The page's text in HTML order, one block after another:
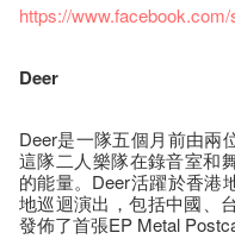
https://
Deer
Deer是一隊五個月前由兩
這隊二人樂隊在錄音室和
的能量。Deer活躍於香港
地巡迴演出，包括中國、
發佈了首張EP Metal